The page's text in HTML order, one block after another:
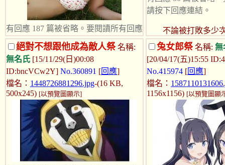
有回應 187 篇被省略。要閱讀所有回應
請按下回應連結。
無內文
類別: 泳 ,泳衣,水,水著 ,女優 swim , swimming
suit,祭 大,波,奶,乳,頭,女,妹, 肉 bikini
bra,panty,cup,sexy,sex,boob
可愛,賓周
請按下回應連結。
不論被打敗多少
打倒的傢伙。
絕對不想跟他成為敵人祭名稱:
無名氏 [15/11/29(日)00:08
ID:bncVCw2Y] No.360891 [回應]
檔名： 1448726881296.jpg-(16 KB,
500x245) [以預覽圖顯示]
兔女郎祭名稱: 無
[20/04/17(五)15:55
No.415974 [回應]
檔名：
1156x1156) [以預覽圖顯